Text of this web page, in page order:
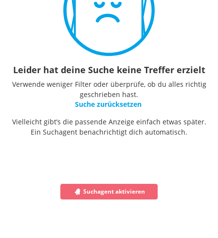
Leider hat deine Suche keine Treffer erzielt
Verwende weniger Filter oder überprüfe, ob du alles richtig
geschrieben hast.
Suche zurücksetzen
Vielleicht gibt’s die passende Anzeige einfach etwas später.
Ein Suchagent benachrichtigt dich automatisch.
Suchagent aktivieren